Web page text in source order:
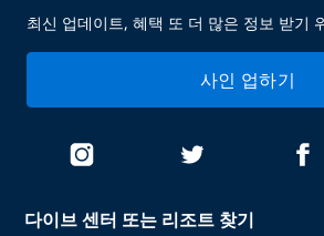
다이브 센터 또는 리조트 찾기
최신 업데이트, 혜택 또 더 많은 정보 받기
사인 업하기